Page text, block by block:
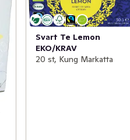
Svart Te Lemon
EKO/KRAV
20 st, Kung Markatta